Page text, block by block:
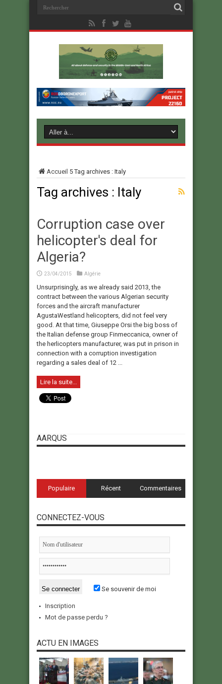
Accueil 5Tag archives : Italy
Tag archives : Italy
Corruption case over
helicopter's deal for
Algeria?
23/04/2015 Algérie
Unsurprisingly, as we already said 2013, the
contract between the various Algerian security
forces and the aircraft manufacturer
AgustaWestland helicopters, did not feel very
good. At that time, Giuseppe Orsi the big boss of
the Italian defense group Finmeccanica, owner of
the herlicopters manufacturer, was put in prison in
connection with a corruption investigation
regarding a sales deal of 12 ...
Lire la suite...
AARQUS
Populaire Récent Commentaires
CONNECTEZ-VOUS
Se souvenir de moi
Inscription
Mot de passe perdu ?
ACTU EN IMAGES